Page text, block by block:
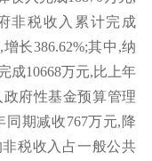
非税收入累计完成
长386.62%;其中,纳
成10668万元,比上年
政府性基金预算管理
同期减收767万元,降
税收入占一般公共